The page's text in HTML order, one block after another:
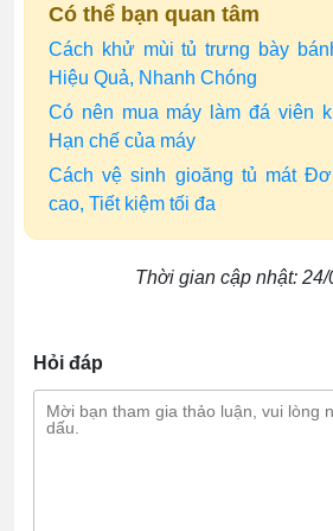
Có thể bạn quan tâm
Cách khử mùi tủ trưng bày
Hiệu Quả, Nhanh Chóng
Có nên mua máy làm đá viên
Hạn chế của máy
Cách vệ sinh gioăng tủ mát
cao, Tiết kiệm tối đa
Thời gian cập nhật: 24/
Hỏi đáp